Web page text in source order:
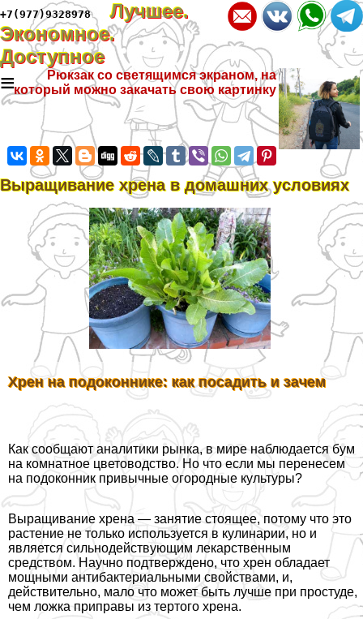
+7(977)9328978
Лучшее.
Экономное.
Доступное
≡
Рюкзак со светящимся экраном, на
который можно закачать свою картинку
Выращивание хрена в домашних условиях
Хрен на подоконнике: как посадить и зачем
Как сообщают аналитики рынка, в мире наблюдается бум
на комнатное цветоводство. Но что если мы перенесем
на подоконник привычные огородные культуры?
Выращивание хрена — занятие стоящее, потому что это
растение не только используется в кулинарии, но и
является сильнодействующим лекарственным
средством. Научно подтверждено, что хрен обладает
мощными антибактериальными свойствами, и,
действительно, мало что может быть лучше при простуде,
чем ложка приправы из тертого хрена.